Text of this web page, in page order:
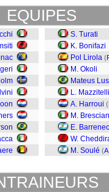
EQUIPES
S. Turati
K. Bonifazi
Pol Lirola (
M. Okoli
Mateus
L. Mazzitelli
A. Harroui (
M.
E.
W.
M. Soulé (